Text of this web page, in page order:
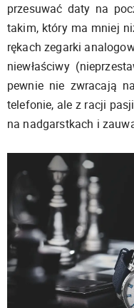
przesuwać daty na
takim, który ma mniej
rękach zegarki
niewłaściwy
pewnie nie zwracają
telefonie, ale z racji
na nadgarstkach i